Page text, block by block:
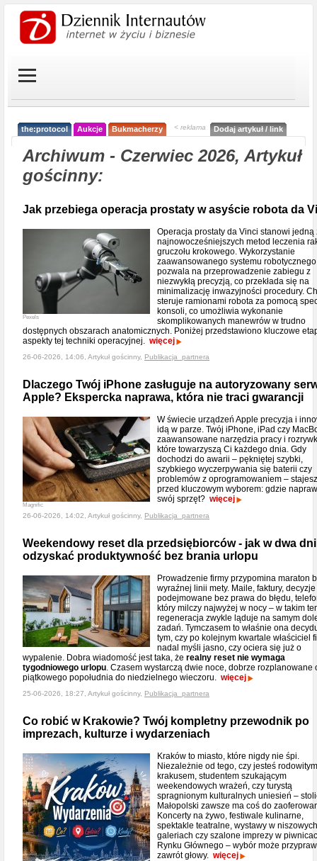
the:protocol Aukcje Bukmacherzy < reklama Dodaj artykuł / link
Archiwum - Czerwiec 2026, Artykuł
gościnny:
Jak przebiega operacja prostaty w asyście robota da
Pexels
Operacja prostaty da Vinci stanowi jedną
najnowocześniejszych metod leczenia
gruczołu krokowego. Wykorzystanie
zaawansowanego systemu robotycznego
pozwala na przeprowadzenie zabiegu z
niezwykłą precyzją, co przekłada się na
minimalizację inwazyjności procedury.
steruje ramionami robota za pomocą
konsoli, co umożliwia wykonanie
skomplikowanych manewrów w trudno
dostępnych obszarach anatomicznych. Poniżej przedstawiono kluczowe
aspekty tej techniki operacyjnej. więcej
26-06-2026, 14:06, Artykuł gościnny, Publikacja_partnera
Dlaczego Twój iPhone zasługuje na autoryzowany
Apple? Ekspercka naprawa, która nie traci gwarancji
Magnific
W świecie urządzeń Apple precyzja i
idą w parze. Twój iPhone, iPad czy
zaawansowane narzędzia pracy i
które towarzyszą Ci każdego dnia. Gdy
dochodzi do awarii – pękniętej szybki,
szybkiego wyczerpywania się baterii czy
problemów z oprogramowaniem – stajesz
przed kluczowym wyborem: gdzie
swój sprzęt? więcej
26-06-2026, 14:02, Artykuł gościnny, Publikacja_partnera
Weekendowy reset dla przedsiębiorców - jak w dwa dni
odzyskać produktywność bez brania urlopu
Prowadzenie firmy przypomina maraton
wyraźnej linii mety. Maile, faktury, decyzje
podejmowane bez prawa do błędu,
który milczy najwyżej w nocy – w takim
regeneracja zwykle ląduje na samym
zadań. Tymczasem to właśnie ona
tym, czy po kolejnym kwartale właściciel
nadal myśli jasno, czy ociera się już o
wypalenie. Dobra wiadomość jest taka, że realny reset nie wymaga
tygodniowego urlopu. Czasem wystarczą dwie noce, dobrze rozplanowane
piątkowego popołudnia do niedzielnego wieczoru. więcej
25-06-2026, 18:27, Artykuł gościnny, Publikacja_partnera
Co robić w Krakowie? Twój kompletny przewodnik po
imprezach, kulturze i wydarzeniach
​Kraków to miasto, które nigdy nie śpi.
Niezależnie od tego, czy jesteś rodowitym
krakusem, studentem szukającym
weekendowych wrażeń, czy turystą
spragnionym kulturalnych uniesień –
Małopolski zawsze ma coś do
Koncerty na żywo, festiwale kulinarne,
spektakle teatralne, wystawy w niszowych
galeriach czy szalone imprezy w
Rynku Głównego – wybór może
zawrót głowy. więcej